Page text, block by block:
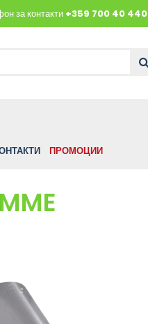
за контакти +359 700 40 440
ПРОМОЦИИ